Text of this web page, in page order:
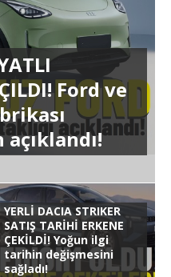
Ford ve
YERLİ DACIA STRIKER
SATIŞ TARİHİ ERKENE
ÇEKİLDİ! Yoğun ilgi
tarihin değişmesini
sağladı!